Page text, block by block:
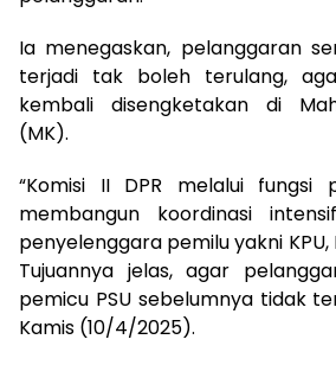
Ia menegaskan, pelanggaran
terjadi tak boleh terulang,
kembali disengketakan di
(MK).
“Komisi II DPR melalui fungsi
membangun koordinasi
penyelenggara pemilu yakni KPU,
Tujuannya jelas, agar
pemicu PSU sebelumnya tidak
Kamis (10/4/2025).